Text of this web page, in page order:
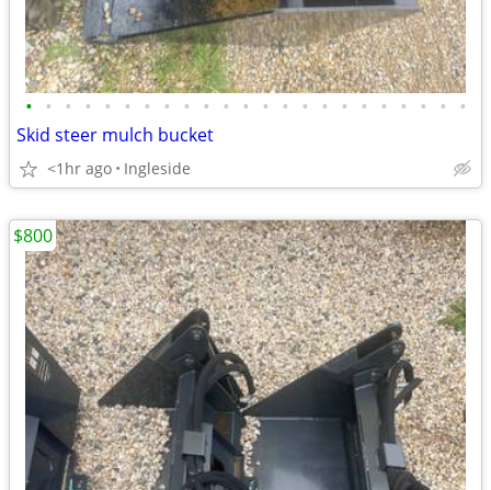
• • • • • • • • • • • • • • • • • • • • • • •
Skid steer mulch bucket
<1hr ago Ingleside
$800